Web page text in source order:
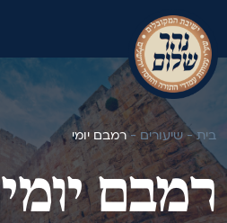
בית -שיעורים -רמבם יומי
רמבם יומי